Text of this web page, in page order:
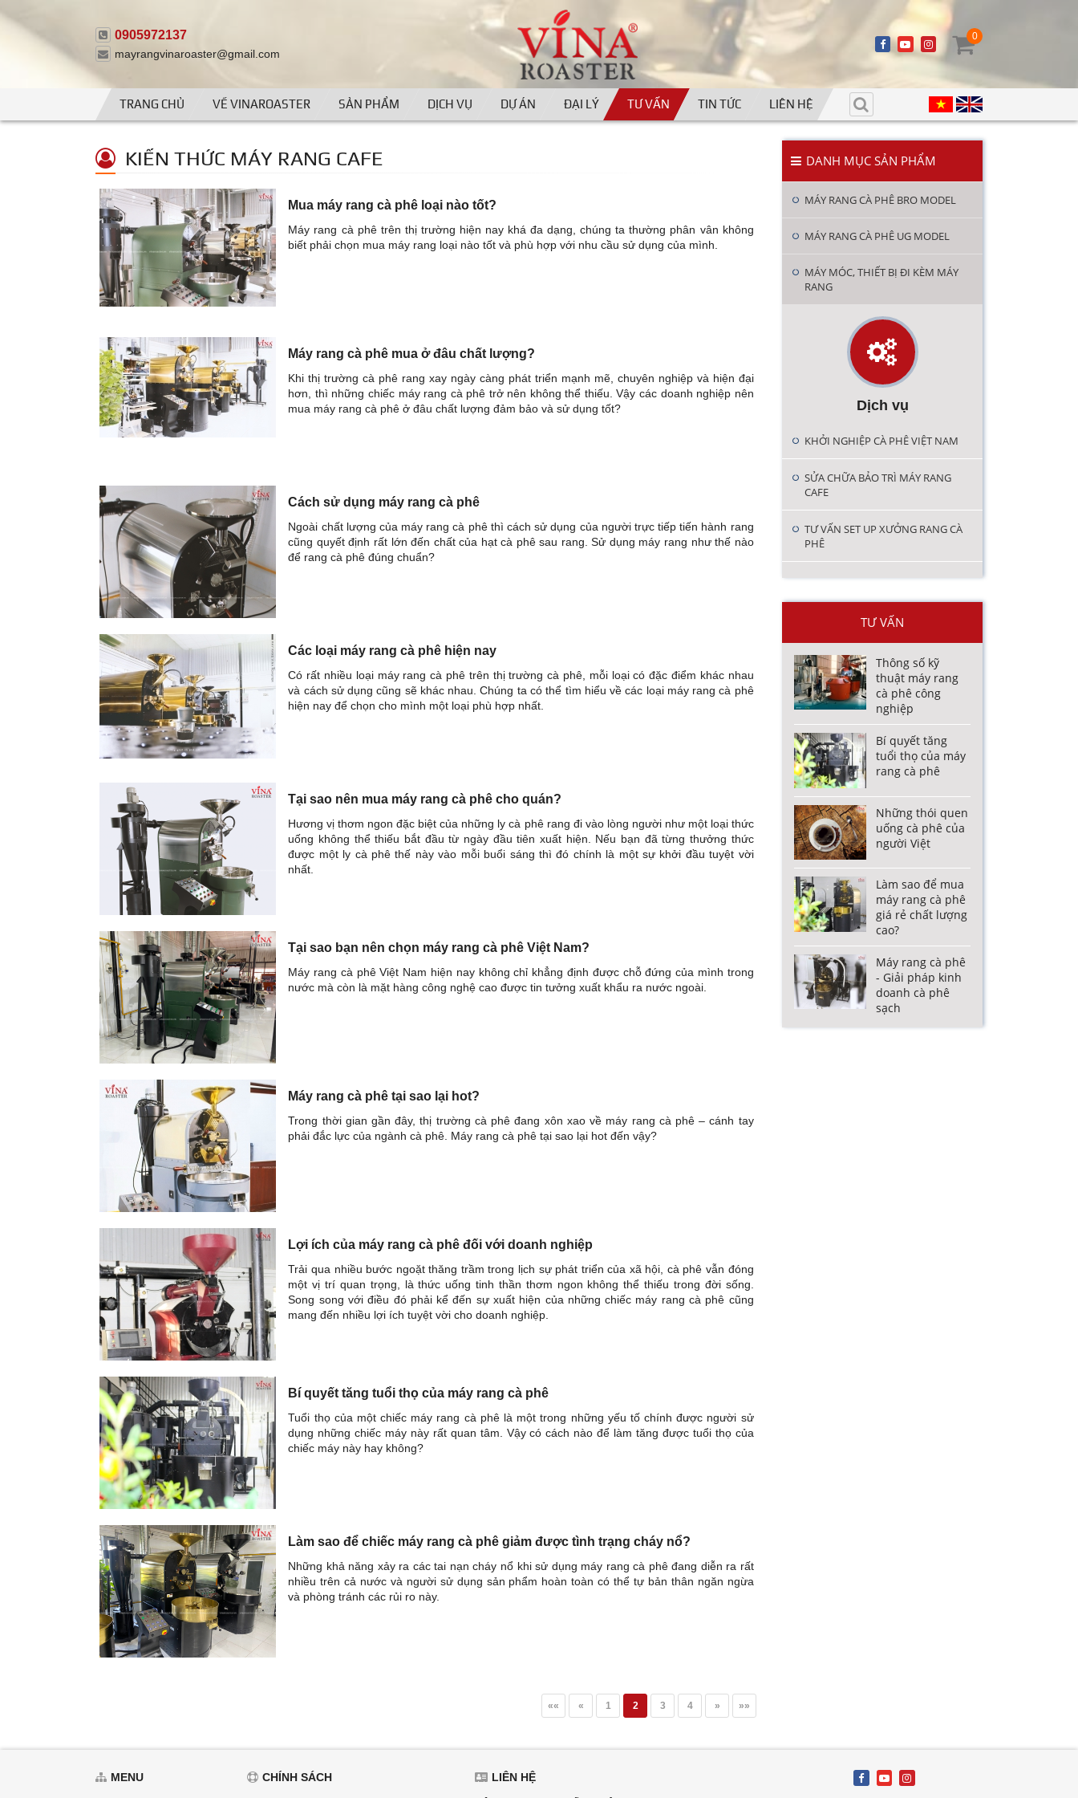
0905972137
mayrangvinaroaster@gmail.com
0
TRANG CHỦ VỀ VINAROASTER SẢN PHẨM DỊCH VỤ DỰ ÁN ĐẠI LÝ TƯ VẤN TIN TỨC LIÊN HỆ
KIẾN THỨC MÁY RANG CAFE
Mua máy rang cà phê loại nào tốt?
Máy rang cà phê trên thị trường hiện nay khá đa dạng, chúng ta thường phân vân không
biết phải chọn mua máy rang loại nào tốt và phù hợp với nhu cầu sử dụng của mình.
Máy rang cà phê mua ở đâu chất lượng?
Khi thị trường cà phê rang xay ngày càng phát triển mạnh mẽ, chuyên nghiệp và hiện đại
hơn, thì những chiếc máy rang cà phê trở nên không thể thiếu. Vậy các doanh nghiệp nên
mua máy rang cà phê ở đâu chất lượng đảm bảo và sử dụng tốt?
Cách sử dụng máy rang cà phê
Ngoài chất lượng của máy rang cà phê thì cách sử dụng của người trực tiếp tiến hành rang
cũng quyết định rất lớn đến chất của hạt cà phê sau rang. Sử dụng máy rang như thế nào
để rang cà phê đúng chuẩn?
Các loại máy rang cà phê hiện nay
Có rất nhiều loại máy rang cà phê trên thị trường cà phê, mỗi loại có đặc điểm khác nhau
và cách sử dụng cũng sẽ khác nhau. Chúng ta có thể tìm hiểu về các loại máy rang cà phê
hiện nay để chọn cho mình một loại phù hợp nhất.
Tại sao nên mua máy rang cà phê cho quán?
Hương vị thơm ngon đặc biệt của những ly cà phê rang đi vào lòng người như một loại thức
uống không thể thiếu bắt đầu từ ngày đầu tiên xuất hiện. Nếu bạn đã từng thưởng thức
được một ly cà phê thế này vào mỗi buổi sáng thì đó chính là một sự khởi đầu tuyệt vời
nhất.
Tại sao bạn nên chọn máy rang cà phê Việt Nam?
Máy rang cà phê Việt Nam hiện nay không chỉ khẳng định được chỗ đứng của mình trong
nước mà còn là mặt hàng công nghệ cao được tin tưởng xuất khẩu ra nước ngoài.
Máy rang cà phê tại sao lại hot?
Trong thời gian gần đây, thị trường cà phê đang xôn xao về máy rang cà phê – cánh tay
phải đắc lực của ngành cà phê. Máy rang cà phê tại sao lại hot đến vậy?
Lợi ích của máy rang cà phê đối với doanh nghiệp
Trải qua nhiều bước ngoặt thăng trầm trong lịch sự phát triển của xã hội, cà phê vẫn đóng
một vị trí quan trọng, là thức uống tinh thần thơm ngon không thể thiếu trong đời sống.
Song song với điều đó phải kể đến sự xuất hiện của những chiếc máy rang cà phê cũng
mang đến nhiều lợi ích tuyệt vời cho doanh nghiệp.
Bí quyết tăng tuổi thọ của máy rang cà phê
Tuổi thọ của một chiếc máy rang cà phê là một trong những yếu tố chính được người sử
dụng những chiếc máy này rất quan tâm. Vậy có cách nào để làm tăng được tuổi thọ của
chiếc máy này hay không?
Làm sao để chiếc máy rang cà phê giảm được tình trạng cháy nổ?
Những khả năng xảy ra các tai nạn cháy nổ khi sử dụng máy rang cà phê đang diễn ra rất
nhiều trên cả nước và người sử dụng sản phẩm hoàn toàn có thể tự bản thân ngăn ngừa
và phòng tránh các rủi ro này.
«« « 1 2 3 4 » »»
DANH MỤC SẢN PHẨM
MÁY RANG CÀ PHÊ BRO MODEL
MÁY RANG CÀ PHÊ UG MODEL
MÁY MÓC, THIẾT BỊ ĐI KÈM MÁY
RANG
Dịch vụ
KHỞI NGHIỆP CÀ PHÊ VIỆT NAM
SỬA CHỮA BẢO TRÌ MÁY RANG
CAFE
TƯ VẤN SET UP XƯỞNG RANG CÀ
PHÊ
TƯ VẤN
Thông số kỹ
thuật máy rang
cà phê công
nghiệp
Bí quyết tăng
tuổi thọ của máy
rang cà phê
Những thói quen
uống cà phê của
người Việt
Làm sao để mua
máy rang cà phê
giá rẻ chất lượng
cao?
Máy rang cà phê
- Giải pháp kinh
doanh cà phê
sạch
MENU CHÍNH SÁCH LIÊN HỆ